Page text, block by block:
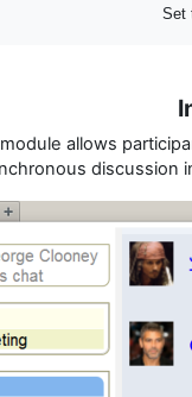
Set
allows
discussion